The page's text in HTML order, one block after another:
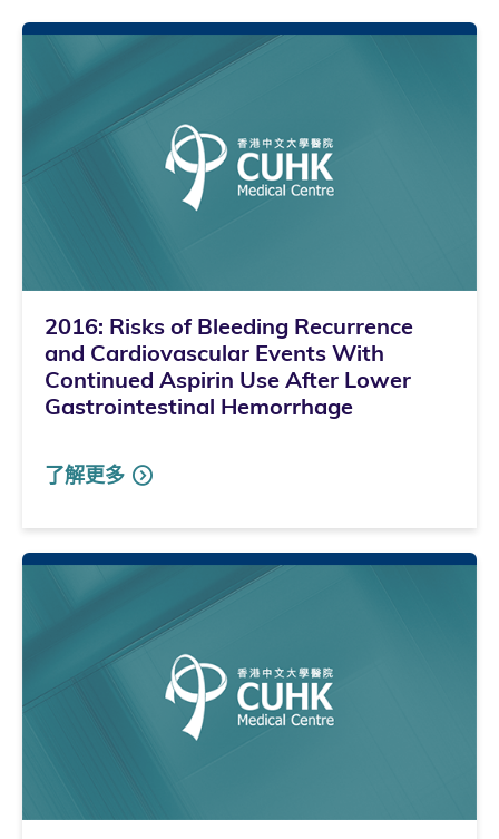
2016: Risks of Bleeding Recurrence
and Cardiovascular Events With
Continued Aspirin Use After Lower
Gastrointestinal Hemorrhage
了解更多